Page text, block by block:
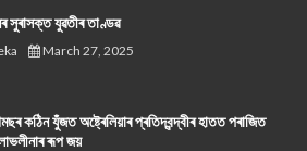
সুৰাসক্ত যুৱতীৰ তাণ্ডৱ
March 27, 2025
কঠিন যুঁজত অষ্ট্ৰেলিয়াৰ প্ৰতিদ্বন্দ্বীৰ হাতত পৰাজিত
ৰূপ জয়